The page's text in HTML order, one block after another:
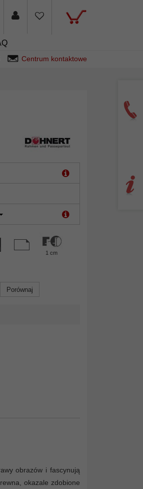
Centrum kontaktowe
1 cm
Porównaj
obrazów i fascynują
okazale zdobione